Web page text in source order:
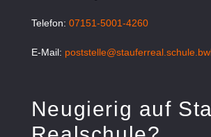
Telefon: 07151-5001-4260
E-Mail:
Neugierig auf